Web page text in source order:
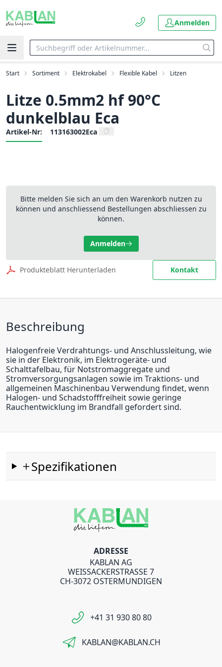
Anmelden
Start Sortiment Elektrokabel Flexible Kabel Litzen
Litze 0.5mm2 hf 90°C
dunkelblau Eca
Artikel-Nr: 113163002Eca
Bitte melden Sie sich an um den Warenkorb nutzen zu
können und anschliessend Bestellungen abschliessen zu
können.
Anmelden
Produkteblatt Herunterladen Kontakt
Beschreibung
Halogenfreie Verdrahtungs- und Anschlussleitung, wie
sie in der Elektronik, im Elektrogeräte- und
Schalttafelbau, für Notstromaggregate und
Stromversorgungsanlagen sowie im Traktions- und
allgemeinen Maschinenbau Verwendung findet, wenn
Halogen- und Schadstofffreiheit sowie geringe
Rauchentwicklung im Brandfall gefordert sind.
Spezifikationen
ADRESSE
KABLAN AG
WEISSACKERSTRASSE 7
CH-3072 OSTERMUNDIGEN
+41 31 930 80 80
KABLAN@KABLAN.CH